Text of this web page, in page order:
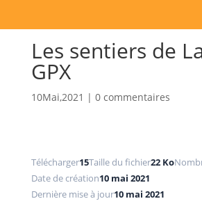
Les sentiers de
GPX
10Mai,2021 | 0 commentaires
Télécharger15Taille du fichier22 Ko
Date de création10 mai 2021
Dernière mise à jour10 mai 2021